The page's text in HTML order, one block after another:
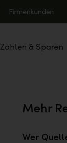
Firmenkunden
Zahlen & Sparen
Mehr
Wer